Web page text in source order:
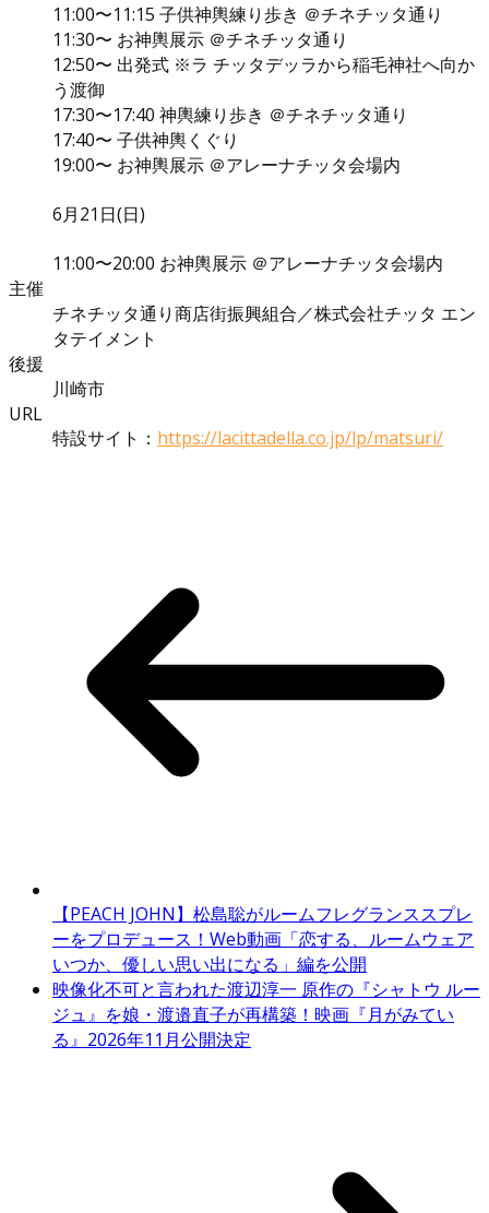
11:00〜11:15 子供神輿練り歩き ＠チネチッタ通り
11:30〜 お神輿展示 ＠チネチッタ通り
12:50〜 出発式 ※ラ チッタデッラから稲毛神社へ向か
う渡御
17:30〜17:40 神輿練り歩き ＠チネチッタ通り
17:40〜 子供神輿くぐり
19:00〜 お神輿展示 ＠アレーナチッタ会場内
6月21日(日)
11:00〜20:00 お神輿展示 ＠アレーナチッタ会場内
主催
チネチッタ通り商店街振興組合／株式会社チッタ エン
タテイメント
後援
川崎市
URL
特設サイト： https://lacittadella.co.jp/lp/matsuri/
【PEACH JOHN】松島聡がルームフレグランススプレ
ーをプロデュース！Web動画「恋する、ルームウェア
いつか、優しい思い出になる」編を公開
映像化不可と言われた渡辺淳一 原作の『シャトウ ルー
ジュ』を娘・渡邉直子が再構築！映画『月がみてい
る』2026年11月公開決定